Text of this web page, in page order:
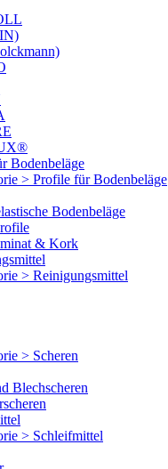
Bodenbeläge
> Profile für Bodenbeläge
Bodenbeläge
& Kork
> Reinigungsmittel
> Scheren
Blechscheren
> Schleifmittel